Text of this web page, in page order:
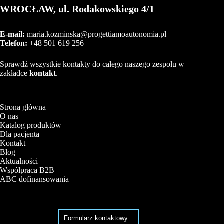
WROCŁAW, ul. Rodakowskiego 4/1
E-mail: maria.kozminska@progettiamoautonomia.pl
Telefon: +48 501 619 256
Sprawdź wszystkie kontakty do całego naszego zespołu w
zakładce kontakt.
Strona główna
O nas
Katalog produktów
Dla pacjenta
Kontakt
Blog
Aktualności
Współpraca B2B
ABC dofinansowania
Formularz kontaktowy